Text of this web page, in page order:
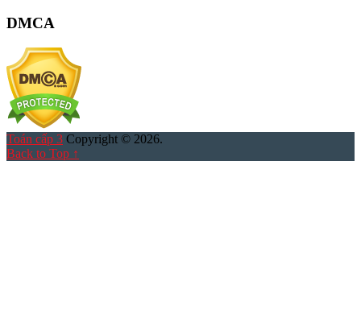
DMCA
Toán cấp 3 Copyright © 2026.
Back to Top ↑